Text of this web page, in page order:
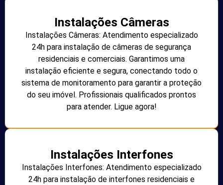
Instalações Câmeras
Instalações Câmeras: Atendimento especializado
24h para instalação de câmeras de segurança
residenciais e comerciais. Garantimos uma
instalação eficiente e segura, conectando todo o
sistema de monitoramento para garantir a proteção
do seu imóvel. Profissionais qualificados prontos
para atender. Ligue agora!
Instalações Interfones
Instalações Interfones: Atendimento especializado
24h para instalação de interfones residenciais e